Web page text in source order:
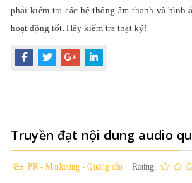
phải kiểm tra các hệ thống âm thanh và hình
hoạt động tốt. Hãy kiểm tra thật kỹ!
Truyền đạt nội dung audio
PR - Marketing - Quảng cáo Rating: